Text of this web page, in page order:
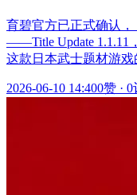
育碧官方已正式确认
——Title Update 1.1.11
这款日本武士题材游
2026-06-10 14:400赞 · 0